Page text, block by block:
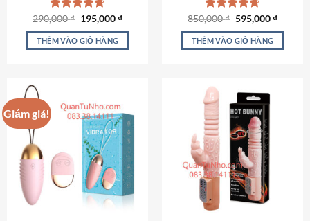
Được xếp
hạng4.64
5 sao
290,000₫ Giá
là:
290,000 ₫.
195,000₫Giá
tại
THÊM VÀO GIỎ HÀNG
Được xếp
hạng4.69
5 sao
850,000₫ Giá
là:
850,000 ₫.
595,000₫Giá
tại
THÊM VÀO GIỎ HÀNG
Giảm giá!